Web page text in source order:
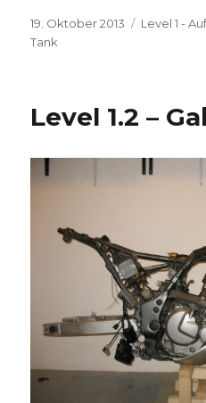
Veröffentlicht
am
19. Oktober 2013 Kategorien
Level 1 -
Tank
Level 1.2 –